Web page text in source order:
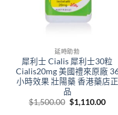
延時助勃
犀利士 Cialis 犀利士30粒
Cialis20mg 美國禮來原廠
小時效果 壯陽藥 香港藥店正
品
$1,500.00 Original
price
$1,110.00